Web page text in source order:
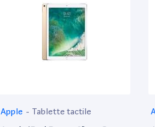
Apple - Tablette tactile